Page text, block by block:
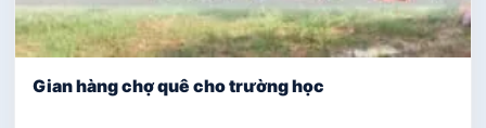
Gian hàng chợ quê cho trường học